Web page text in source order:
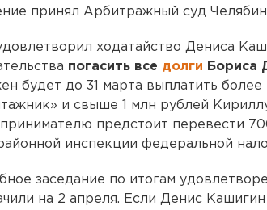
принял Арбитражный суд
ходатайство Дениса
погасить все долги Бориса
будет до 31 марта выплатить
и свыше 1 млн рублей
предстоит перевести
инспекции федеральной
заседание по итогам
на 2 апреля. Если Денис